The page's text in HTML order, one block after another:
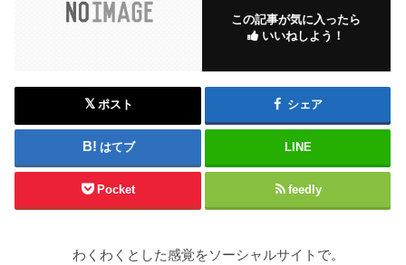
この記事が気に入ったら
いいねしよう！
ポスト シェア
はてブ LINE
Pocket feedly
わくわくとした感覚をソーシャルサイトで。